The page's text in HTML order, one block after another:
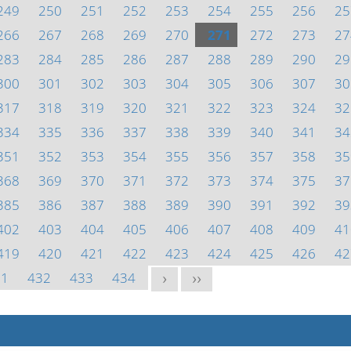
250 251 252 253 254 255 256
267 268 269 270 271 272 273
284 285 286 287 288 289 290
301 302 303 304 305 306 307
318 319 320 321 322 323 324
335 336 337 338 339 340 341
352 353 354 355 356 357 358
369 370 371 372 373 374 375
386 387 388 389 390 391 392
403 404 405 406 407 408 409
420 421 422 423 424 425 426
432 433 434 > >>